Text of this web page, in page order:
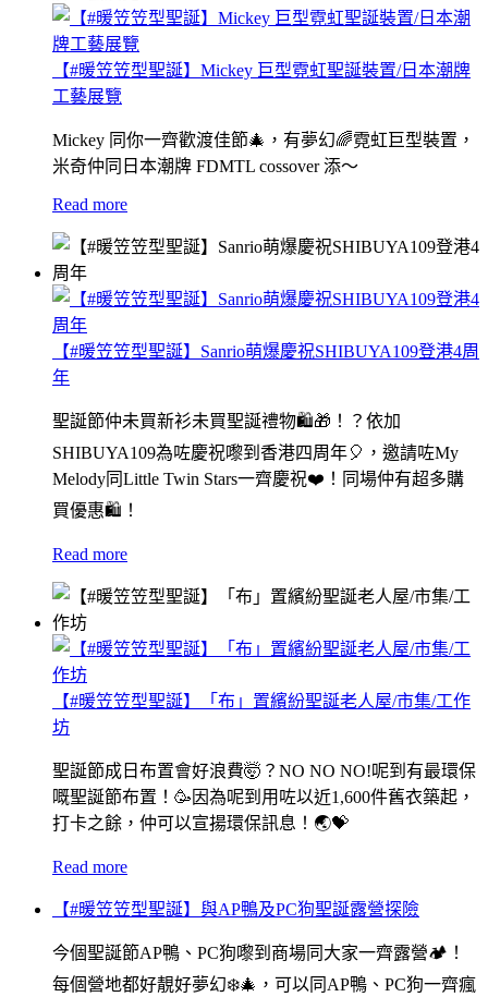
【#暖笠笠型聖誕】Mickey 巨型霓虹聖誕裝置/日本潮牌
工藝展覽
Mickey 同你一齊歡渡佳節🎄，有夢幻🌈霓虹巨型裝置，
米奇仲同日本潮牌 FDMTL cossover 添～
Read more
【#暖笠笠型聖誕】Sanrio萌爆慶祝SHIBUYA109登港4周
年
聖誕節仲未買新衫未買聖誕禮物🛍🎁！？依加
SHIBUYA109為咗慶祝嚟到香港四周年🎈，邀請咗My
Melody同Little Twin Stars一齊慶祝❤️！同場仲有超多購
買優惠🛍！
Read more
【#暖笠笠型聖誕】「布」置繽紛聖誕老人屋/市集/工作
坊
聖誕節成日布置會好浪費🤯？NO NO NO!呢到有最環保
嘅聖誕節布置！🥳因為呢到用咗以近1,600件舊衣築起，
打卡之餘，仲可以宣揚環保訊息！🌏💝
Read more
【#暖笠笠型聖誕】與AP鴨及PC狗聖誕露營探險
今個聖誕節AP鴨、PC狗嚟到商場同大家一齊露營🏕️！
每個營地都好靚好夢幻❄️🎄，可以同AP鴨、PC狗一齊瘋